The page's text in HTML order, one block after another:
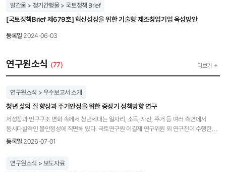
발간물 > 정기간행물 > 국토정책 Brief
[국토정책Brief 제679호] 혁신성장을 위한 기술형 제조창업기업 육성방안
등록일 2024-06-03
연구원소식 (77) 더보기
연구원소식 > 우수보고서 소개
청년 삶의 질 향상과 주거안정을 위한 중장기 정책방향 연구
저성장과 인구구조 변화 속에서 청년세대는 일자리, 소득, 자산, 주거 등 여러 측면에서
동시다발적인 불안정성에 직면해 있다. 국토연구원 이길제 연구위원 외 연구진이 수행한
「청년 삶의 질 향상과 주거안정을 위한 중장기 정책 방향 연구」는 이러한 문제의식 위에서
어떻게 변화해 왔는지를 검토하고, 여기에 청년 당사자와 현장 활동가를 대상으로 한
등록일 2026-07-01
연구원소식 > 보도자료